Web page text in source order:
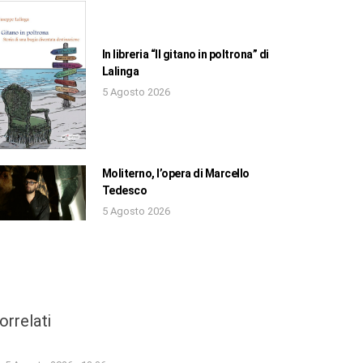
In libreria “Il gitano in poltrona” di
Lalinga
5 Agosto 2026
Moliterno, l’opera di Marcello
Tedesco
5 Agosto 2026